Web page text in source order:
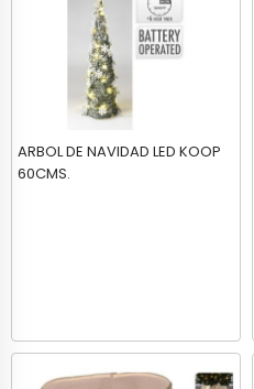
ARBOL DE NAVIDAD LED KOOP
60CMS.